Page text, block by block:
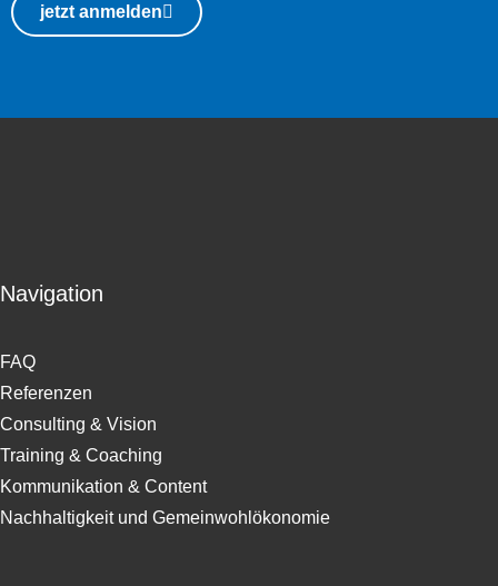
jetzt anmelden
Navigation
FAQ
Referenzen
Consulting & Vision
Training & Coaching
Kommunikation & Content
Nachhaltigkeit und Gemeinwohlökonomie